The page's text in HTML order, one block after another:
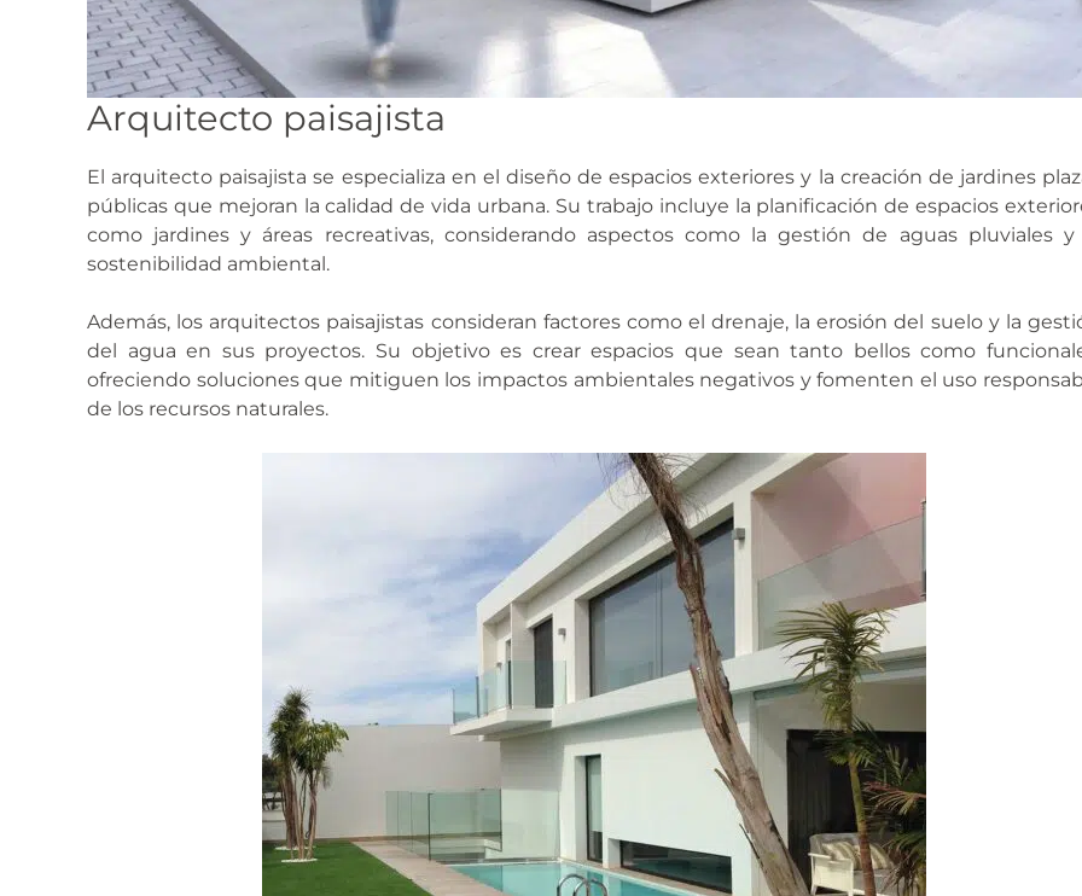
Arquitecto paisajista
El arquitecto paisajista se especializa en el diseño de espacios exteriores y la creación de jardines
públicas que mejoran la calidad de vida urbana. Su trabajo incluye la planificación de espacios
como jardines y áreas recreativas, considerando aspectos como la gestión de aguas pluviales y
sostenibilidad ambiental.
Además, los arquitectos paisajistas consideran factores como el drenaje, la erosión del suelo y la
del agua en sus proyectos. Su objetivo es crear espacios que sean tanto bellos como
ofreciendo soluciones que mitiguen los impactos ambientales negativos y fomenten el uso
de los recursos naturales.